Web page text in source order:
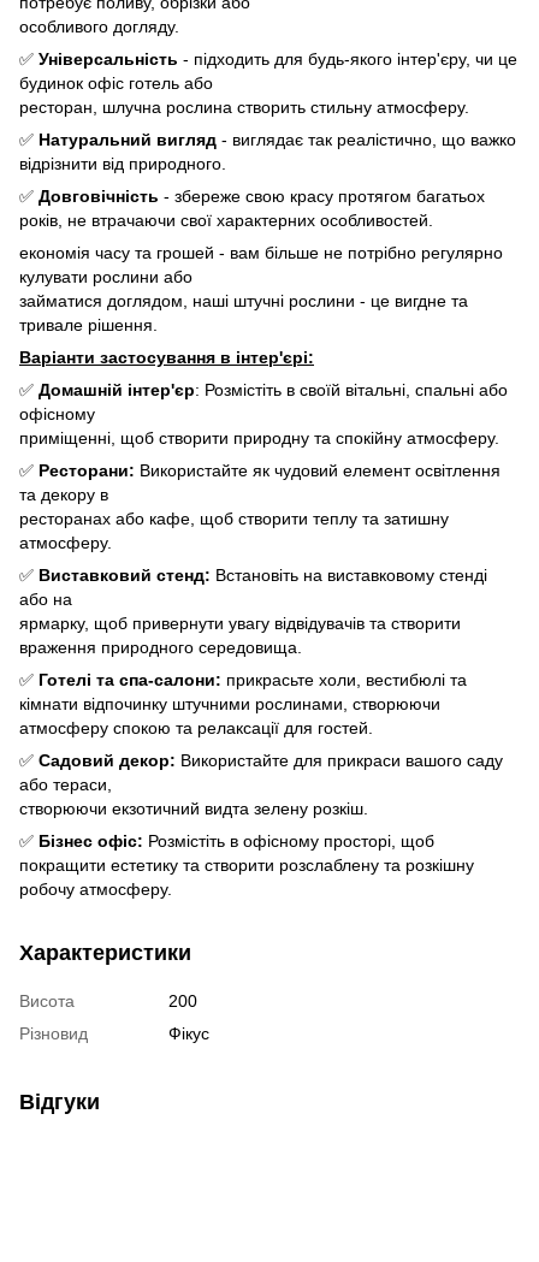
особливого догляду.
✅ Універсальність - підходить для будь-якого інтер'єру, чи це
будинок офіс готель або
ресторан, шлучна рослина створить стильну атмосферу.
✅ Натуральний вигляд - виглядає так реалістично, що важко
відрізнити від природного.
✅ Довговічність - збереже свою красу протягом багатьох
років, не втрачаючи свої характерних особливостей.
економія часу та грошей - вам більше не потрібно регулярно
кулувати рослини або
займатися доглядом, наші штучні рослини - це вигдне та
тривале рішення.
Варіанти застосування в інтер'єрі:
✅ Домашній інтер'єр: Розмістіть в своїй вітальні, спальні або
офісному
приміщенні, щоб створити природну та спокійну атмосферу.
✅ Ресторани: Використайте як чудовий елемент освітлення
та декору в
ресторанах або кафе, щоб створити теплу та затишну
атмосферу.
✅ Виставковий стенд: Встановіть на виставковому стенді
або на
ярмарку, щоб привернути увагу відвідувачів та створити
враження природного середовища.
✅ Готелі та спа-салони: прикрасьте холи, вестибюлі та
кімнати відпочинку штучними рослинами, створюючи
атмосферу спокою та релаксації для гостей.
✅ Садовий декор: Використайте для прикраси вашого саду
або тераси,
створюючи екзотичний видта зелену розкіш.
✅ Бізнес офіс: Розмістіть в офісному просторі, щоб
покращити естетику та створити розслаблену та розкішну
робочу атмосферу.
Характеристики
Висота
200
Різновид
Фікус
Відгуки